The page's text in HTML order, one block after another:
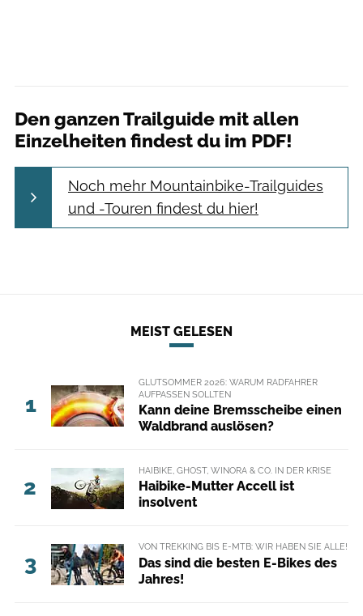
Den ganzen Trailguide mit allen
Einzelheiten findest du im PDF!
Noch mehr Mountainbike-Trailguides
und -Touren findest du hier!
MEIST GELESEN
1
GLUTSOMMER 2026: WARUM RADFAHRER
AUFPASSEN SOLLTEN
Kann deine Bremsscheibe einen
Waldbrand auslösen?
2
HAIBIKE, GHOST, WINORA & CO. IN DER KRISE
Haibike-Mutter Accell ist
insolvent
3
VON TREKKING BIS E-MTB: WIR HABEN SIE ALLE!
Das sind die besten E-Bikes des
Jahres!